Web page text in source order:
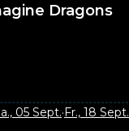
Dragons
05 Sept.·Fr., 18 Sept.